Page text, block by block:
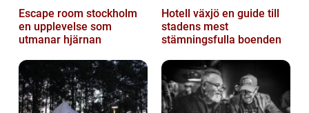
Escape room stockholm
en upplevelse som
utmanar hjärnan
Hotell växjö en guide till
stadens mest
stämningsfulla boenden